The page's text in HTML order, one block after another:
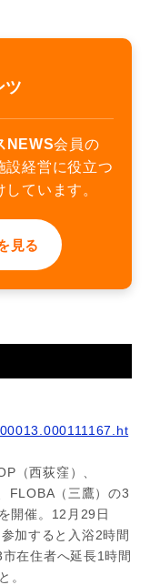
ツ
NEWS会員の
設経営に役立つ
ています。
見る
（西荻窪）、
FLOBA（三鷹）の3
開催。12月29日
加すると入浴2時間
在住者へ延長1時間
。